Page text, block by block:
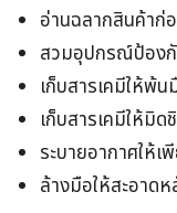
อ่านฉลากสินค้าก่
สวมอุปกรณ์ป้องกั
เก็บสารเคมีให้พ้น
เก็บสารเคมีให้มิด
ระบายอากาศให้เ
ล้างมือให้สะอาดห